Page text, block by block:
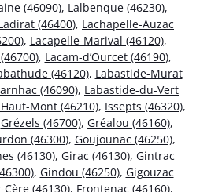
(46090), Lalbenque (46230),
(46400), Lachapelle-Auzac
, Lacapelle-Marival (46120),
, Lacam-d’Ourcet (46190),
(46120), Labastide-Murat
(46090), Labastide-du-Vert
Mont (46210), Issepts (46320),
Grézels (46700), Gréalou (46160),
(46300), Goujounac (46250),
(46130), Girac (46130), Gintrac
, Gindou (46250), Gigouzac
(46130), Frontenac (46160),